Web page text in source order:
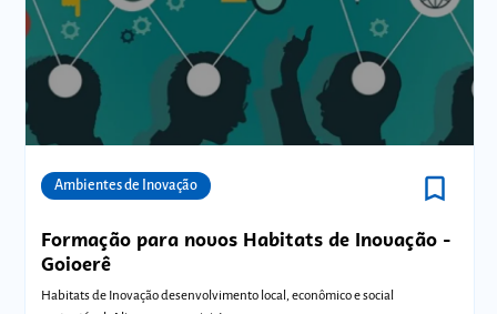
Ambientes de Inovação bookmark_border
Formação para novos Habitats de Inovação -
Goioerê
Habitats de Inovação desenvolvimento local, econômico e social